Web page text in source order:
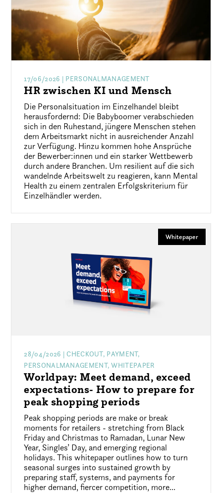
17/06/2026 | PERSONALMANAGEMENT
HR zwischen KI und Mensch
Die Personalsituation im Einzelhandel bleibt
herausfordernd: Die Babyboomer verabschieden
sich in den Ruhestand, jüngere Menschen stehen
dem Arbeitsmarkt nicht in ausreichender Anzahl
zur Verfügung. Hinzu kommen hohe Ansprüche
der Bewerber:innen und ein starker Wettbewerb
durch andere Branchen. Um resilient auf die sich
wandelnde Arbeitswelt zu reagieren, kann Mental
Health zu einem zentralen Erfolgskriterium für
Einzelhändler werden.
Whitepaper
28/04/2026 | CHECKOUT, PAYMENT,
PERSONALMANAGEMENT, WHITEPAPER
Worldpay: Meet demand, exceed
expectations- How to prepare for
peak shopping periods
Peak shopping periods are make or break
moments for retailers - stretching from Black
Friday and Christmas to Ramadan, Lunar New
Year, Singles’ Day, and emerging regional
holidays. This whitepaper outlines how to turn
seasonal surges into sustained growth by
preparing staff, systems, and payments for
higher demand, fiercer competition, more...